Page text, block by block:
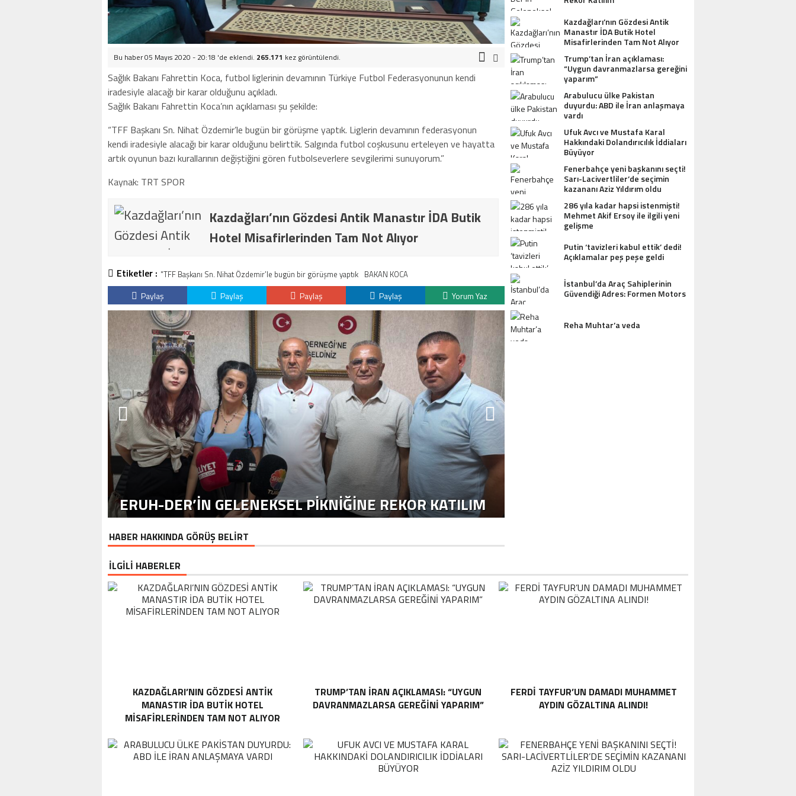
Bu haber 05 Mayıs 2020 - 20:18 'de eklendi. 265.171 kez görüntülendi.
Sağlık Bakanı Fahrettin Koca, futbol liglerinin devamının Türkiye Futbol Federasyonunun kendi
iradesiyle alacağı bir karar olduğunu açıkladı.
Sağlık Bakanı Fahrettin Koca’nın açıklaması şu şekilde:
“TFF Başkanı Sn. Nihat Özdemir’le bugün bir görüşme yaptık. Liglerin devamının federasyonun
kendi iradesiyle alacağı bir karar olduğunu belirttik. Salgında futbol coşkusunu erteleyen ve hayatta
artık oyunun bazı kurallarının değiştiğini gören futbolseverlere sevgilerimi sunuyorum.”
Kaynak: TRT SPOR
Kazdağları’nın Gözdesi Antik Manastır İDA Butik
Hotel Misafirlerinden Tam Not Alıyor
Etiketler : "TFF Başkanı Sn. Nihat Özdemir’le bugün bir görüşme yaptık BAKAN KOCA
Paylaş Paylaş Paylaş Paylaş Yorum Yaz
ERUH-DER’IN GELENEKSEL PIKNIĞINE REKOR KATILIM
KAZDAĞLARI’NIN GÖZDESI ANTIK
HOTEL MISAFIRLERINDEN TAM NOT
HABER HAKKINDA GÖRÜŞ BELİRT
Kazdağları’nın Gözdesi Antik
Manastır İDA Butik Hotel
Misafirlerinden Tam Not Alıyor
Trump’tan İran açıklaması:
“Uygun davranmazlarsa gereğini
yaparım”
Arabulucu ülke Pakistan
duyurdu: ABD ile İran anlaşmaya
vardı
Ufuk Avcı ve Mustafa Karal
Hakkındaki Dolandırıcılık İddiaları
Büyüyor
Fenerbahçe yeni başkanını seçti!
Sarı-Lacivertliler’de seçimin
kazananı Aziz Yıldırım oldu
286 yıla kadar hapsi istenmişti!
Mehmet Akif Ersoy ile ilgili yeni
gelişme
Putin ‘tavizleri kabul ettik’ dedi!
Açıklamalar peş peşe geldi
İstanbul’da Araç Sahiplerinin
Güvendiği Adres: Formen Motors
Reha Muhtar’a veda
İLGİLİ HABERLER
KAZDAĞLARI’NIN GÖZDESI ANTIK
MANASTIR İDA BUTIK HOTEL
MISAFIRLERINDEN TAM NOT ALIYOR
TRUMP’TAN İRAN AÇIKLAMASI: “UYGUN
DAVRANMAZLARSA GEREĞINI YAPARIM”
FERDI TAYFUR’UN DAMADI MUHAMMET
AYDIN GÖZALTINA ALINDI!